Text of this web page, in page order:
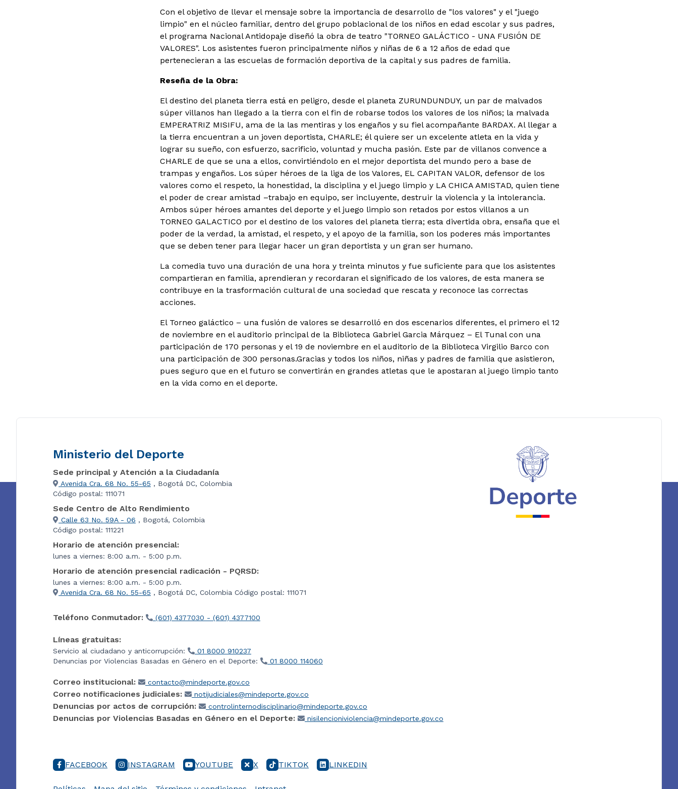
Con el objetivo de llevar el mensaje sobre la importancia de desarrollo de "los valores" y el "juego
limpio" en el núcleo familiar, dentro del grupo poblacional de los niños en edad escolar y sus padres,
el programa Nacional Antidopaje diseñó la obra de teatro "TORNEO GALÁCTICO - UNA FUSIÓN DE
VALORES". Los asistentes fueron principalmente niños y niñas de 6 a 12 años de edad que
pertenecieran a las escuelas de formación deportiva de la capital y sus padres de familia.
Reseña de la Obra:
El destino del planeta tierra está en peligro, desde el planeta ZURUNDUNDUY, un par de malvados
súper villanos han llegado a la tierra con el fin de robarse todos los valores de los niños; la malvada
EMPERATRIZ MISIFU, ama de la las mentiras y los engaños y su fiel acompañante BARDAX. Al llegar a
la tierra encuentran a un joven deportista, CHARLE; él quiere ser un excelente atleta en la vida y
lograr su sueño, con esfuerzo, sacrificio, voluntad y mucha pasión. Este par de villanos convence a
CHARLE de que se una a ellos, convirtiéndolo en el mejor deportista del mundo pero a base de
trampas y engaños. Los súper héroes de la liga de los Valores, EL CAPITAN VALOR, defensor de los
valores como el respeto, la honestidad, la disciplina y el juego limpio y LA CHICA AMISTAD, quien tiene
el poder de crear amistad –trabajo en equipo, ser incluyente, destruir la violencia y la intolerancia.
Ambos súper héroes amantes del deporte y el juego limpio son retados por estos villanos a un
TORNEO GALACTICO por el destino de los valores del planeta tierra; esta divertida obra, ensaña que el
poder de la verdad, la amistad, el respeto, y el apoyo de la familia, son los poderes más importantes
que se deben tener para llegar hacer un gran deportista y un gran ser humano.
La comedia tuvo una duración de una hora y treinta minutos y fue suficiente para que los asistentes
compartieran en familia, aprendieran y recordaran el significado de los valores, de esta manera se
contribuye en la trasformación cultural de una sociedad que rescata y reconoce las correctas
acciones.
El Torneo galáctico – una fusión de valores se desarrolló en dos escenarios diferentes, el primero el 12
de noviembre en el auditorio principal de la Biblioteca Gabriel Garcia Márquez – El Tunal con una
participación de 170 personas y el 19 de noviembre en el auditorio de la Biblioteca Virgilio Barco con
una participación de 300 personas.Gracias y todos los niños, niñas y padres de familia que asistieron,
pues seguro que en el futuro se convertirán en grandes atletas que le apostaran al juego limpio tanto
en la vida como en el deporte.
Ministerio del Deporte
Sede principal y Atención a la Ciudadanía
Avenida Cra. 68 No. 55-65 , Bogotá DC, Colombia
Código postal: 111071
Sede Centro de Alto Rendimiento
Calle 63 No. 59A - 06 , Bogotá, Colombia
Código postal: 111221
Horario de atención presencial:
lunes a viernes: 8:00 a.m. - 5:00 p.m.
Horario de atención presencial radicación - PQRSD:
lunes a viernes: 8:00 a.m. - 5:00 p.m.
Avenida Cra. 68 No. 55-65 , Bogotá DC, Colombia Código postal: 111071
Teléfono Conmutador: (601) 4377030 - (601) 4377100
Líneas gratuitas:
Servicio al ciudadano y anticorrupción:
01 8000 910237
Denuncias por Violencias Basadas en Género en el Deporte:
01 8000 114060
Correo institucional: contacto@mindeporte.gov.co
Correo notificaciones judiciales: notijudiciales@mindeporte.gov.co
Denuncias por actos de corrupción: controlinternodisciplinario@mindeporte.gov.co
Denuncias por Violencias Basadas en Género en el Deporte: nisilencioniviolencia@mindeporte.gov.co
FACEBOOK INSTAGRAM YOUTUBE X TIKTOK LINKEDIN